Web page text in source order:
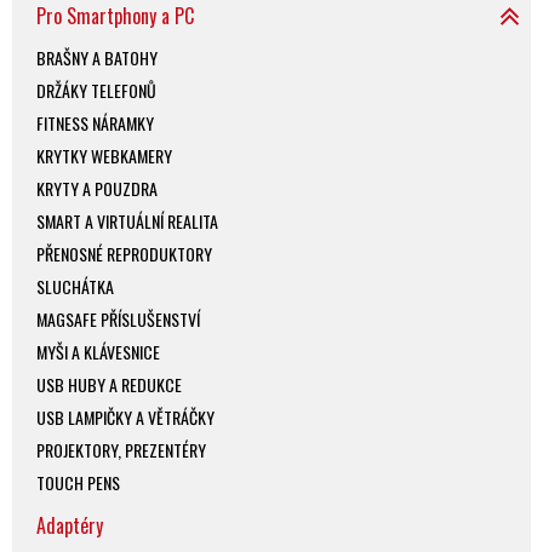
Pro Smartphony a PC
BRAŠNY A BATOHY
DRŽÁKY TELEFONŮ
FITNESS NÁRAMKY
KRYTKY WEBKAMERY
KRYTY A POUZDRA
SMART A VIRTUÁLNÍ REALITA
PŘENOSNÉ REPRODUKTORY
SLUCHÁTKA
MAGSAFE PŘÍSLUŠENSTVÍ
MYŠI A KLÁVESNICE
USB HUBY A REDUKCE
USB LAMPIČKY A VĚTRÁČKY
PROJEKTORY, PREZENTÉRY
TOUCH PENS
Adaptéry